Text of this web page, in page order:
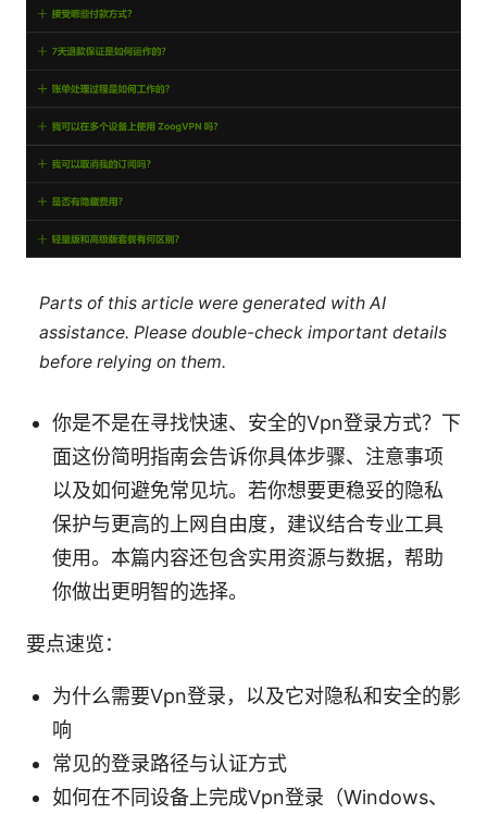
Parts of this article were generated with AI
assistance. Please double-check important details
before relying on them.
你是不是在寻找快速、安全的Vpn登录方式？下
面这份简明指南会告诉你具体步骤、注意事项
以及如何避免常见坑。若你想要更稳妥的隐私
保护与更高的上网自由度，建议结合专业工具
使用。本篇内容还包含实用资源与数据，帮助
你做出更明智的选择。
要点速览：
为什么需要Vpn登录，以及它对隐私和安全的影
响
常见的登录路径与认证方式
如何在不同设备上完成Vpn登录（Windows、